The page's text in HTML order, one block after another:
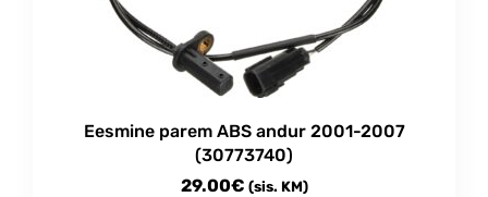
Eesmine parem ABS andur 2001-2007
(30773740)
29.00€ (sis. KM)